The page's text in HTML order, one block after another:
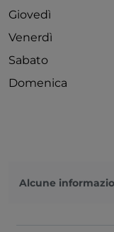
Giovedì
Venerdì
Sabato
Domenica
Alcune